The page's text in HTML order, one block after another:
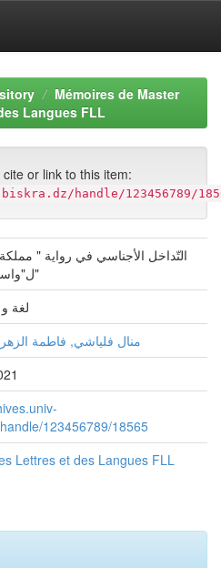
Mémoires de Master
Langues FLL
or link to this item:
handle/123456789/
التّداخل الأجناسي في رواية "
ل"واسيني الأعرج"
لغة
منال فلياشي, فاطمة
123456789/18565
Lettres et des Langues FLL